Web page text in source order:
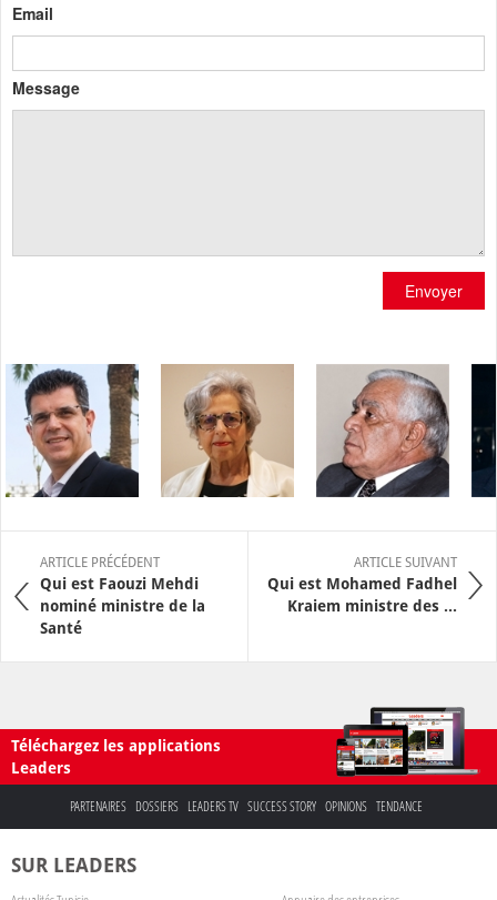
Email
Message
Envoyer
ARTICLE PRÉCÉDENT
Qui est Faouzi Mehdi
nominé ministre de la
Santé
ARTICLE SUIVANT
Qui est Mohamed Fadhel
Kraiem ministre des ...
Téléchargez les applications
Leaders
PARTENAIRES DOSSIERS LEADERS TV SUCCESS STORY OPINIONS TENDANCE
SUR LEADERS